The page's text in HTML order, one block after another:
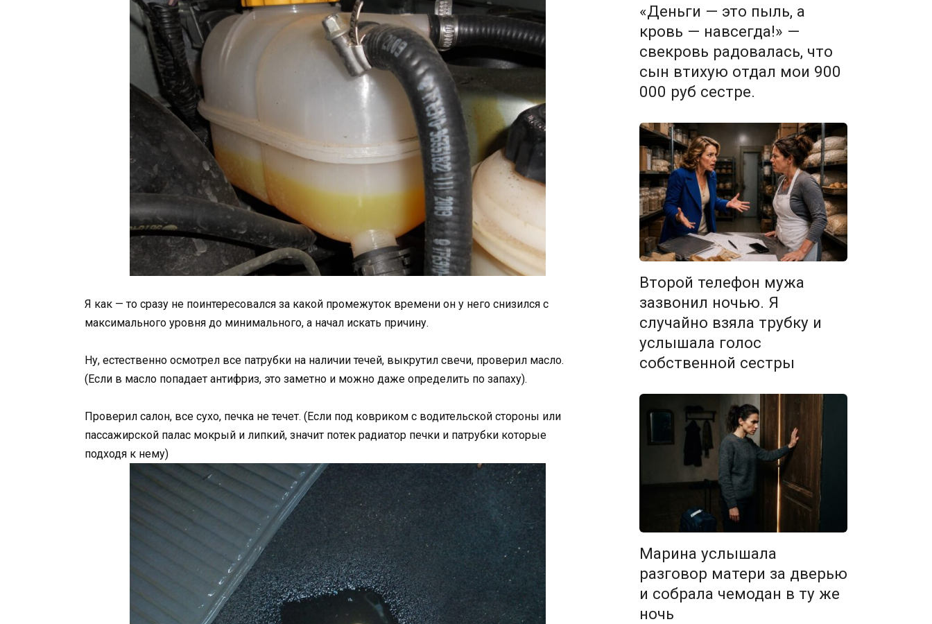
Я как — то сразу не поинтересовался за какой промежуток времени он у него снизился с
максимального уровня до минимального, а начал искать причину.
Ну, естественно осмотрел все патрубки на наличии течей, выкрутил свечи, проверил масло.
(Если в масло попадает антифриз, это заметно и можно даже определить по запаху).
Проверил салон, все сухо, печка не течет. (Если под ковриком с водительской стороны или
пассажирской палас мокрый и липкий, значит потек радиатор печки и патрубки которые
подходя к нему)
«Деньги — это пыль, а
кровь — навсегда!» —
свекровь радовалась, что
сын втихую отдал мои 900
000 руб сестре.
Второй телефон мужа
зазвонил ночью. Я
случайно взяла трубку и
услышала голос
собственной сестры
Марина услышала
разговор матери за дверью
и собрала чемодан в ту же
ночь